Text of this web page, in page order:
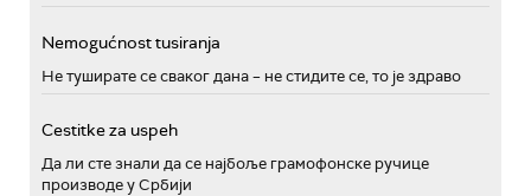
Nemogućnost tusiranja
Не туширате се сваког дана – не стидите се, то је здраво
Cestitke za uspeh
Да ли сте знали да се најбоље грамофонске ручице
производе у Србији